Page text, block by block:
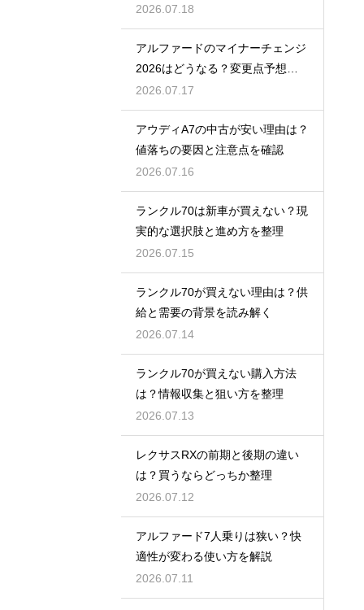
2026.07.18
アルファードのマイナーチェンジ
2026はどうなる？変更点予想と
買い時
2026.07.17
アウディA7の中古が安い理由は？
値落ちの要因と注意点を確認
2026.07.16
ランクル70は新車が買えない？現
実的な選択肢と進め方を整理
2026.07.15
ランクル70が買えない理由は？供
給と需要の背景を読み解く
2026.07.14
ランクル70が買えない購入方法
は？情報収集と狙い方を整理
2026.07.13
レクサスRXの前期と後期の違い
は？買うならどっちか整理
2026.07.12
アルファード7人乗りは狭い？快
適性が変わる使い方を解説
2026.07.11